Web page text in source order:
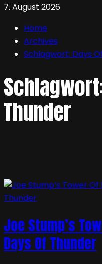
7. August 2026
Home
Archives
Schlagwort: Days
Thunder
Joe Stump’s
Days Of Thunder